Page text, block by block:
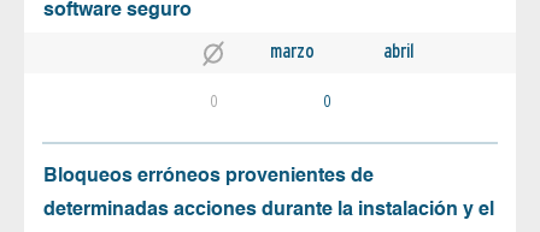
software seguro
marzo abril
0 0
Bloqueos erróneos provenientes de
determinadas acciones durante la instalación y el